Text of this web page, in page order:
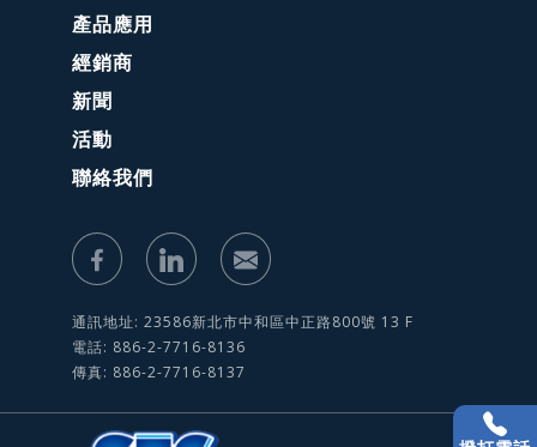
產品應用
經銷商
新聞
活動
聯絡我們
通訊地址: 23586新北市中和區中正路800號 13 F
電話: 886-2-7716-8136
傳真: 886-2-7716-8137